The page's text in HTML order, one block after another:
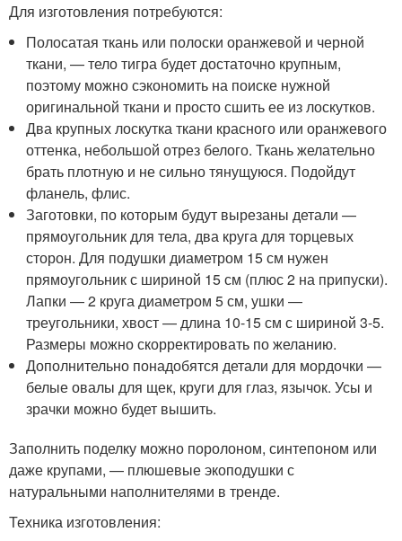
Для изготовления потребуются:
Полосатая ткань или полоски оранжевой и черной
ткани, — тело тигра будет достаточно крупным,
поэтому можно сэкономить на поиске нужной
оригинальной ткани и просто сшить ее из лоскутков.
Два крупных лоскутка ткани красного или оранжевого
оттенка, небольшой отрез белого. Ткань желательно
брать плотную и не сильно тянущуюся. Подойдут
фланель, флис.
Заготовки, по которым будут вырезаны детали —
прямоугольник для тела, два круга для торцевых
сторон. Для подушки диаметром 15 см нужен
прямоугольник с шириной 15 см (плюс 2 на припуски).
Лапки — 2 круга диаметром 5 см, ушки —
треугольники, хвост — длина 10-15 см с шириной 3-5.
Размеры можно скорректировать по желанию.
Дополнительно понадобятся детали для мордочки —
белые овалы для щек, круги для глаз, язычок. Усы и
зрачки можно будет вышить.
Заполнить поделку можно поролоном, синтепоном или
даже крупами, — плюшевые экоподушки с
натуральными наполнителями в тренде.
Техника изготовления: